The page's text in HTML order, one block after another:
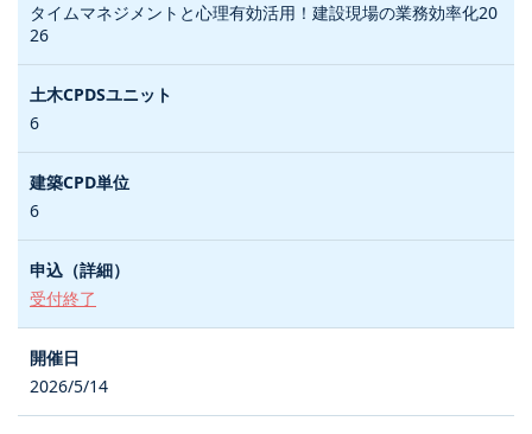
タイムマネジメントと心理有効活用！建設現場の業務効率化20
26
6
6
受付終了
2026/5/14